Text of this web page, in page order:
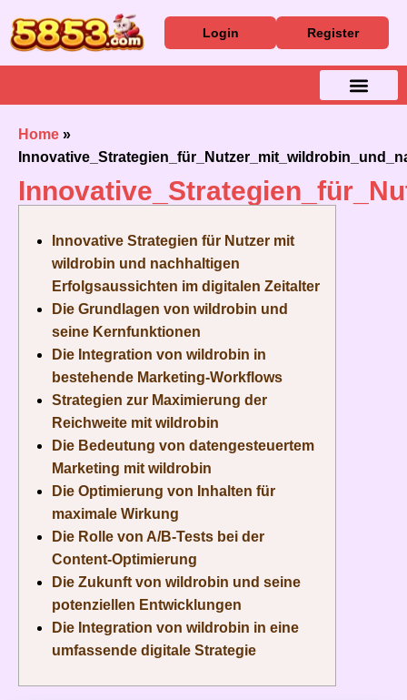
Login Register
Home »
Innovative Strategien für Nutzer mit
wildrobin und nachhaltigen
Erfolgsaussichten im digitalen Zeitalter
Die Grundlagen von wildrobin und
seine Kernfunktionen
Die Integration von wildrobin in
bestehende Marketing-Workflows
Strategien zur Maximierung der
Reichweite mit wildrobin
Die Bedeutung von datengesteuertem
Marketing mit wildrobin
Die Optimierung von Inhalten für
maximale Wirkung
Die Rolle von A/B-Tests bei der
Content-Optimierung
Die Zukunft von wildrobin und seine
potenziellen Entwicklungen
Die Integration von wildrobin in eine
umfassende digitale Strategie